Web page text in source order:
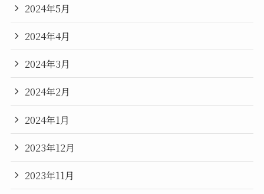
2024年5月
2024年4月
2024年3月
2024年2月
2024年1月
2023年12月
2023年11月